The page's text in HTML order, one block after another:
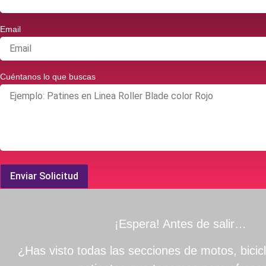
Email
Cuéntanos lo que buscas
Enviar Solicitud
¡Espera! Antes de salir…
¿Has visto todas las secciones de motos,